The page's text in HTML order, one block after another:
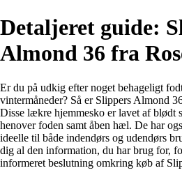
Detaljeret guide:
Almond 36 fra
Er du på udkig efter noget behageligt
vintermåneder? Så er Slippers Almond
Disse lækre hjemmesko er lavet af blødt
henover foden samt åben hæl. De har
ideelle til både indendørs og udendørs
dig al den information, du har brug for,
informeret beslutning omkring køb af